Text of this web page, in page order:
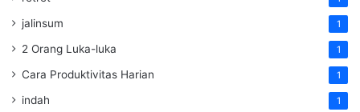
jalinsum 1
2 Orang Luka-luka 1
Cara Produktivitas Harian 1
indah 1